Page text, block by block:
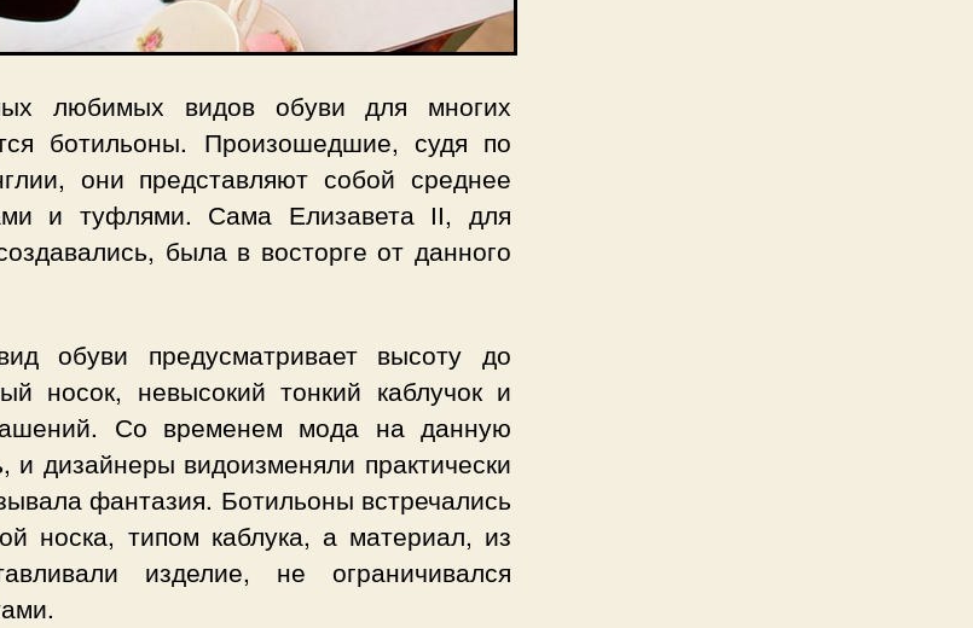
любимых видов обуви для многих
ботильоны. Произошедшие, судя по
они представляют собой среднее
и туфлями. Сама Елизавета ІІ, для
была в восторге от данного
обуви предусматривает высоту до
носок, невысокий тонкий каблучок и
Со временем мода на данную
и дизайнеры видоизменяли практически
фантазия. Ботильоны встречались
носка, типом каблука, а материал, из
изделие, не ограничивался